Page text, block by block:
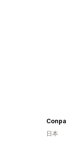
日本